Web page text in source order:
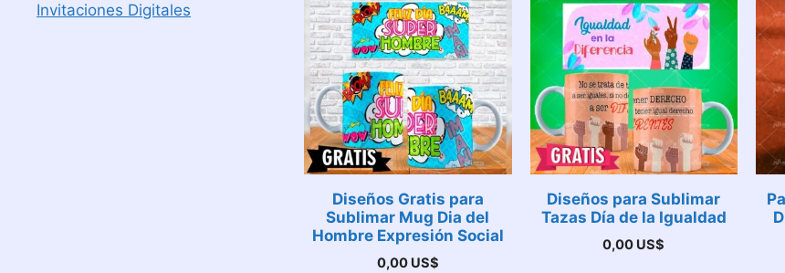
Diseños Gratis para
Sublimar Mug Dia del
Hombre Expresión Social
0,00 US$
Diseños para Sublimar
Tazas Día de la Igualdad
0,00 US$
Invitaciones Digitales